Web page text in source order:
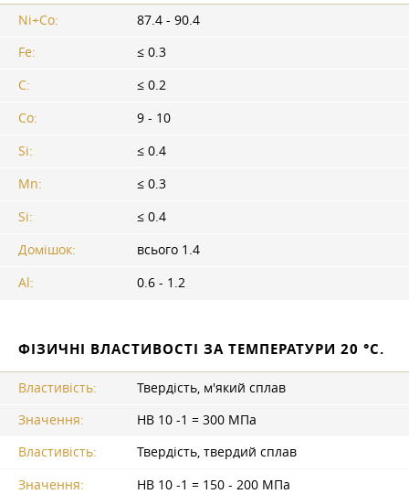
Ni+Co:
87.4 - 90.4
Fe:
≤ 0.3
C:
≤ 0.2
Co:
9 - 10
Si:
≤ 0.4
Mn:
≤ 0.3
Si:
≤ 0.4
Домішок:
всього 1.4
Al:
0.6 - 1.2
ФІЗИЧНІ ВЛАСТИВОСТІ ЗА ТЕМПЕРАТУРИ 20 °C.
Властивість:
Твердість, м'який сплав
Значення:
HB 10 -1 = 300 МПа
Властивість:
Твердість, твердий сплав
Значення:
HB 10 -1 = 150 - 200 МПа